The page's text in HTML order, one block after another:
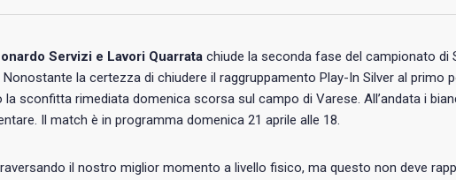
Servizi e Lavori Quarrata chiude la seconda fase del campionato di
Nonostante la certezza di chiudere il raggruppamento Play-In Silver al primo
la sconfitta rimediata domenica scorsa sul campo di Varese. All’andata i
Il match è in programma domenica 21 aprile alle 18.
il nostro miglior momento a livello fisico, ma questo non deve